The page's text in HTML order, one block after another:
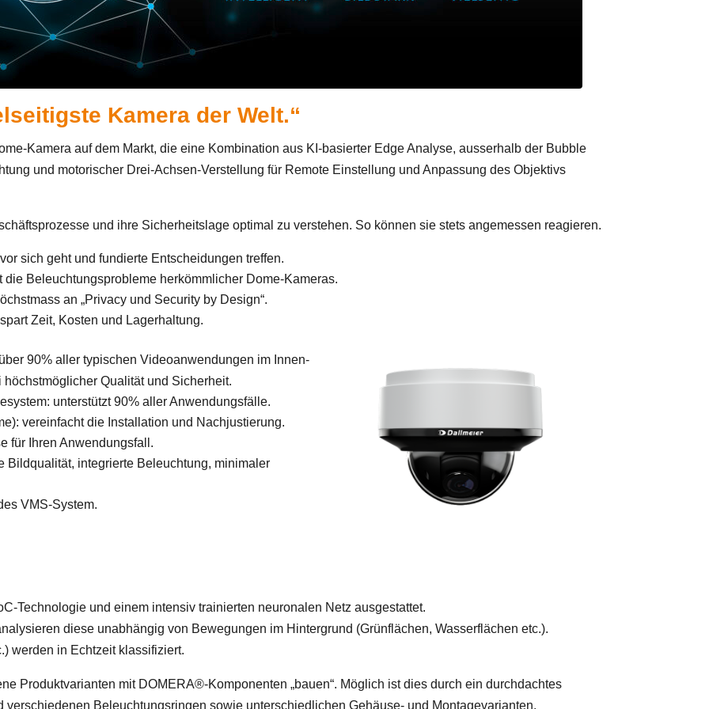
Kamera der Welt.“
Kamera auf dem Markt, die eine Kombination aus KI-basierter Edge Analyse, ausserhalb der Bubble
und motorischer Drei-Achsen-Verstellung für Remote Einstellung und Anpassung des Objektivs
und ihre Sicherheitslage optimal zu verstehen. So können sie stets angemessen reagieren.
sich geht und fundierte Entscheidungen treffen.
Beleuchtungsprobleme herkömmlicher Dome-Kameras.
an „Privacy und Security by Design“.
Zeit, Kosten und Lagerhaltung.
90% aller typischen Videoanwendungen im Innen-
Qualität und Sicherheit.
unterstützt 90% aller Anwendungsfälle.
vereinfacht die Installation und Nachjustierung.
für Ihren Anwendungsfall.
Bildqualität, integrierte Beleuchtung, minimaler
VMS-System.
Technologie und einem intensiv trainierten neuronalen Netz ausgestattet.
diese unabhängig von Bewegungen im Hintergrund (Grünflächen, Wasserflächen etc.).
werden in Echtzeit klassifiziert.
Produktvarianten mit DOMERA®-Komponenten „bauen“. Möglich ist dies durch ein durchdachtes
verschiedenen Beleuchtungsringen sowie unterschiedlichen Gehäuse- und Montagevarianten.